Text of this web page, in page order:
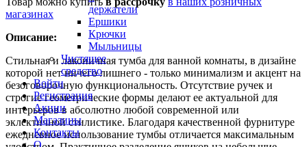
держатели
Ершики
Крючки
Мыльницы
Чистящее
средство
Войти
Регистрация
Акции
Магазины
Контакты
О
магазинах
Описание:
Стильная и лаконичная тумба для ванной комнаты, в дизайне
которой нет ничего лишнего - только минимализм и акцент на
безоговорочную функциональность. Отсутствие ручек и
строгие геометрические формы делают ее актуальной для
интерьеров в абсолютно любой современной или
эклектичной стилистике. Благодаря качественной фурнитуре
ежедневное использование тумбы отличается максимальным